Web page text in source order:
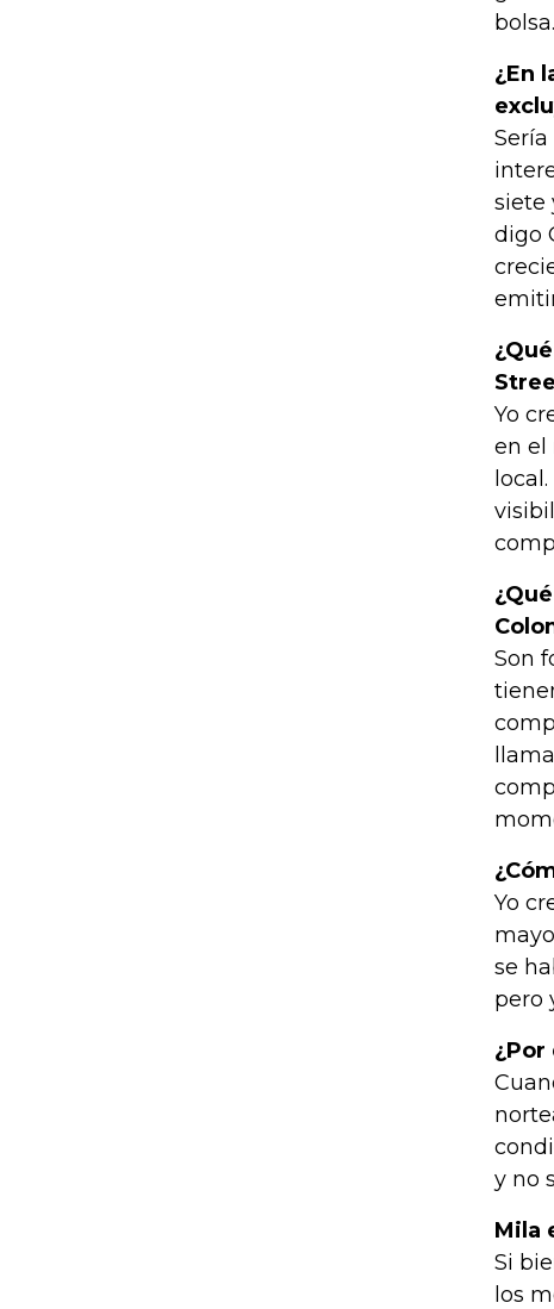
bolsa.
¿En
siete
digo
Yo
en el
Son
Yo
se
pero
y no
Mila
Si
los